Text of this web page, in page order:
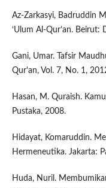
Az-Zarkasyi, Badruddin
‘Ulum Al-Qur’an. Beirut:
Gani, Umar. Tafsir
Qur'an, Vol. 7, No. 1,
Hasan, M. Quraish.
Pustaka, 2008.
Hidayat, Komaruddin.
Hermeneutika. Jakarta:
Huda, Nuril.